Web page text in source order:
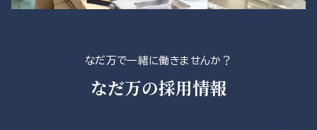
なだ万で一緒に働きませんか？
なだ万の採用情報